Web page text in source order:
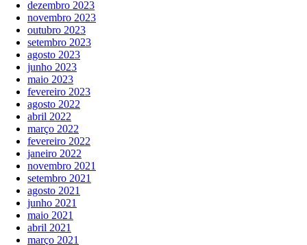
dezembro 2023
novembro 2023
outubro 2023
setembro 2023
agosto 2023
junho 2023
maio 2023
fevereiro 2023
agosto 2022
abril 2022
março 2022
fevereiro 2022
janeiro 2022
novembro 2021
setembro 2021
agosto 2021
junho 2021
maio 2021
abril 2021
março 2021